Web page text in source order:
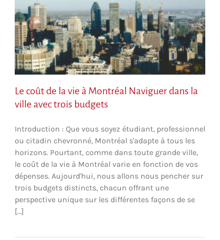
Le coût de la vie à Montréal Naviguer dans la
ville avec trois budgets
Introduction : Que vous soyez étudiant, professionnel
ou citadin chevronné, Montréal s'adapte à tous les
horizons. Pourtant, comme dans toute grande ville,
le coût de la vie à Montréal varie en fonction de vos
dépenses. Aujourd'hui, nous allons nous pencher sur
trois budgets distincts, chacun offrant une
perspective unique sur les différentes façons de se
[...]